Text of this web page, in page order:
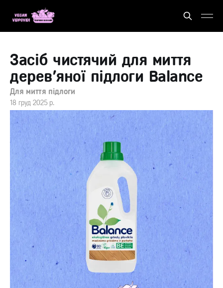
Засіб чистячий для миття
дерев'яної підлоги Balance
Для миття підлоги
18 груд 2025 р.